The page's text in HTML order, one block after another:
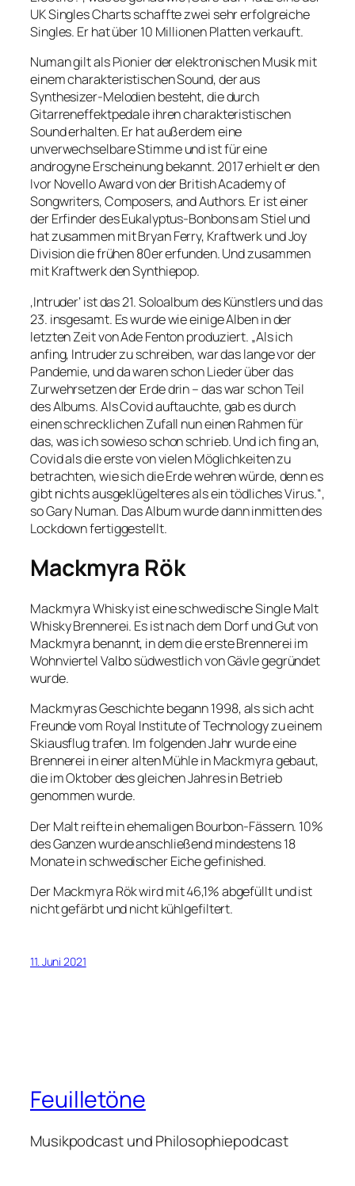
UK Singles Charts schaffte zwei sehr erfolgreiche
Singles. Er hat über 10 Millionen Platten verkauft.
Numan gilt als Pionier der elektronischen Musik mit
einem charakteristischen Sound, der aus
Synthesizer-Melodien besteht, die durch
Gitarreneffektpedale ihren charakteristischen
Sound erhalten. Er hat außerdem eine
unverwechselbare Stimme und ist für eine
androgyne Erscheinung bekannt. 2017 erhielt er den
Ivor Novello Award von der British Academy of
Songwriters, Composers, and Authors. Er ist einer
der Erfinder des Eukalyptus-Bonbons am Stiel und
hat zusammen mit Bryan Ferry, Kraftwerk und Joy
Division die frühen 80er erfunden. Und zusammen
mit Kraftwerk den Synthiepop.
‚Intruder‘ ist das 21. Soloalbum des Künstlers und das
23. insgesamt. Es wurde wie einige Alben in der
letzten Zeit von Ade Fenton produziert. „Als ich
anfing, Intruder zu schreiben, war das lange vor der
Pandemie, und da waren schon Lieder über das
Zurwehrsetzen der Erde drin – das war schon Teil
des Albums. Als Covid auftauchte, gab es durch
einen schrecklichen Zufall nun einen Rahmen für
das, was ich sowieso schon schrieb. Und ich fing an,
Covid als die erste von vielen Möglichkeiten zu
betrachten, wie sich die Erde wehren würde, denn es
gibt nichts ausgeklügelteres als ein tödliches Virus.“,
so Gary Numan. Das Album wurde dann inmitten des
Lockdown fertiggestellt.
Mackmyra Rök
Mackmyra Whisky ist eine schwedische Single Malt
Whisky Brennerei. Es ist nach dem Dorf und Gut von
Mackmyra benannt, in dem die erste Brennerei im
Wohnviertel Valbo südwestlich von Gävle gegründet
wurde.
Mackmyras Geschichte begann 1998, als sich acht
Freunde vom Royal Institute of Technology zu einem
Skiausflug trafen. Im folgenden Jahr wurde eine
Brennerei in einer alten Mühle in Mackmyra gebaut,
die im Oktober des gleichen Jahres in Betrieb
genommen wurde.
Der Malt reifte in ehemaligen Bourbon-Fässern. 10%
des Ganzen wurde anschließend mindestens 18
Monate in schwedischer Eiche gefinished.
Der Mackmyra Rök wird mit 46,1% abgefüllt und ist
nicht gefärbt und nicht kühlgefiltert.
11. Juni 2021
Feuilletöne
Musikpodcast und Philosophiepodcast